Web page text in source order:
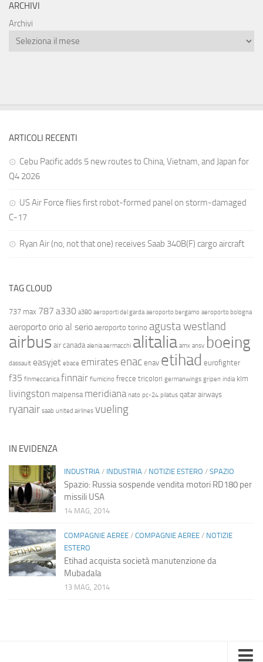
ARCHIVI
Archivi
ARTICOLI RECENTI
Cebu Pacific adds 5 new routes to China, Vietnam, and Japan for
Q4 2026
US Air Force flies first robot-formed panel on storm-damaged
C-17
Ryan Air (no, not that one) receives Saab 340B(F) cargo aircraft
TAG CLOUD
737 max 787 a330 a380 aeroporti del garda aeroporto bergamo aeroporto bologna
aeroporto orio al serio aeroporto torino agusta westland
airbus air canada alenia aermacchi alitalia amx ansv boeing
dassault easyjet ebace emirates enac enav etihad eurofighter
f35 finmeccanica finnair fiumicino frecce tricolori germanwings gripen india klm
livingston malpensa meridiana nato pc-24 pilatus qatar airways
ryanair saab united airlines vueling
IN EVIDENZA
INDUSTRIA / INDUSTRIA / NOTIZIE ESTERO / SPAZIO
Spazio: Russia sospende vendita motori RD180 per
missili USA
14 MAG, 2014
COMPAGNIE AEREE / COMPAGNIE AEREE / NOTIZIE
ESTERO
Etihad acquista società manutenzione da
Mubadala
13 MAG, 2014